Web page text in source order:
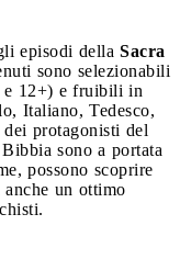
episodi della Sacra
sono selezionabili
e 12+) e fruibili in
Italiano, Tedesco,
protagonisti del
sono a portata
possono scoprire
anche un ottimo